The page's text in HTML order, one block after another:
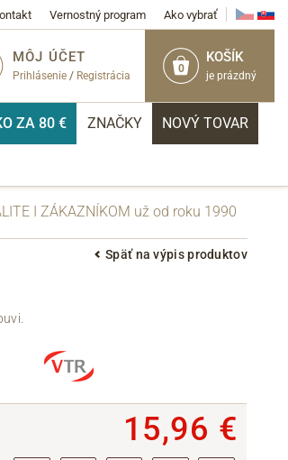
Vernostný program Ako vybrať
0
KOŠÍK
je prázdný
MÔJ ÚČET
Prihlásenie / Registrácia
ZA 80 € ZNAČKY NOVÝ TOVAR
I ZÁKAZNÍKOM už od roku 1990
Späť na výpis produktov
15,96 €